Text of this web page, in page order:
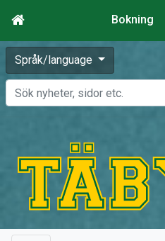
Bokning
Språk/language